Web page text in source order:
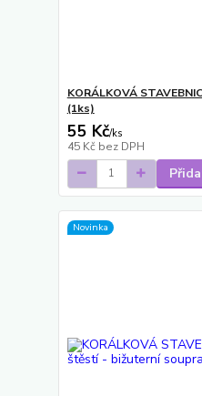
KORÁLKOVÁ
(1ks)
55 Kč/ks
45 Kč bez DPH
Novinka